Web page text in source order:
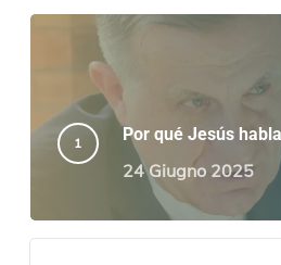
Por qué Jesús
24 Giugno 2025